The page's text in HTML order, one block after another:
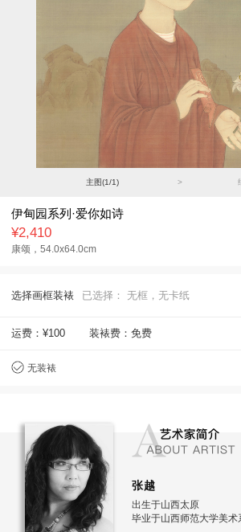
主图(1/1) >
伊甸园系列·爱你如诗
¥2,410
康颂， 54.0x64.0cm
选择画框装裱 已选择： 无框，无卡纸
运费： ¥100 装裱费：免费
无装裱
张越
出生于山西太原
毕业于山西师范大学美术